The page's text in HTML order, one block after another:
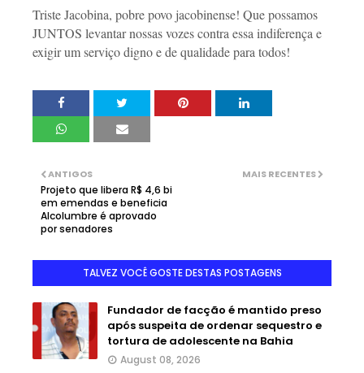
Triste Jacobina, pobre povo jacobinense! Que possamos
JUNTOS levantar nossas vozes contra essa indiferença e
exigir um serviço digno e de qualidade para todos!
MAIS RECENTES
ANTIGOS
Projeto que libera R$ 4,6 bi
em emendas e beneficia
Alcolumbre é aprovado
por senadores
TALVEZ VOCÊ GOSTE DESTAS POSTAGENS
Fundador de facção é mantido preso
após suspeita de ordenar sequestro e
tortura de adolescente na Bahia
August 08, 2026